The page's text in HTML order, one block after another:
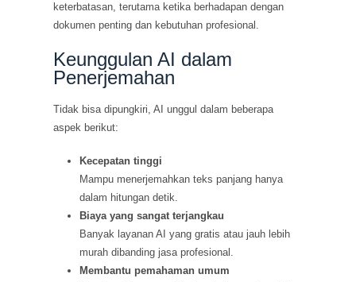
keterbatasan, terutama ketika berhadapan dengan
dokumen penting dan kebutuhan profesional.
Keunggulan AI dalam
Penerjemahan
Tidak bisa dipungkiri, AI unggul dalam beberapa
aspek berikut:
Kecepatan tinggi
Mampu menerjemahkan teks panjang hanya
dalam hitungan detik.
Biaya yang sangat terjangkau
Banyak layanan AI yang gratis atau jauh lebih
murah dibanding jasa profesional.
Membantu pemahaman umum